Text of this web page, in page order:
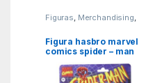
Figuras, Merchandising,
Figura hasbro marvel
comics spider – man
retro marvel’s
mysterio